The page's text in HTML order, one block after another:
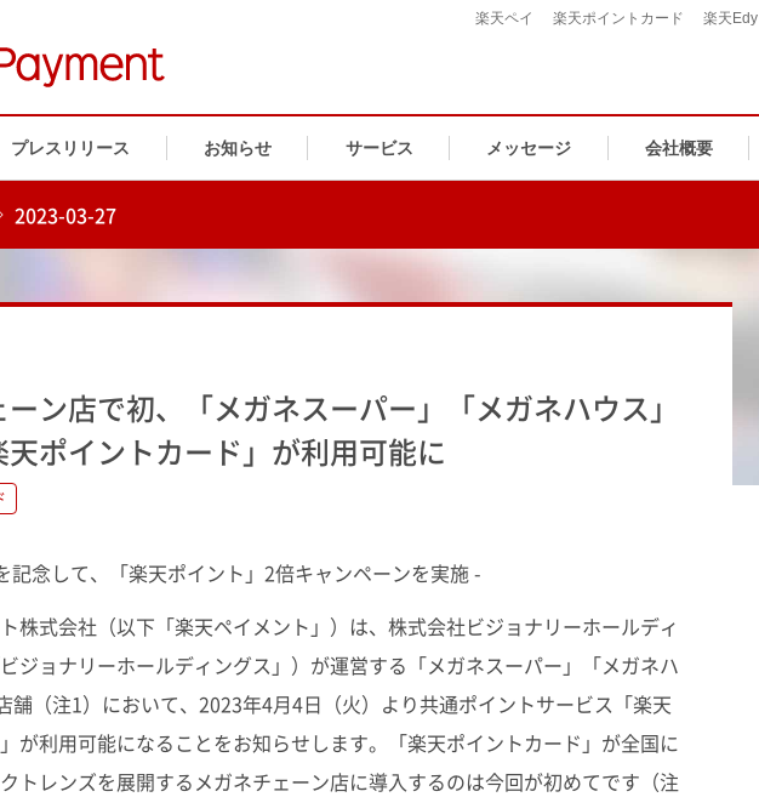
楽天ペイ 楽天ポイントカード 楽天Edy
プレスリリース お知らせ サービス メッセージ 会社概要
2023-03-27
ン店で初、「メガネスーパー」「メガネハウス」
ポイントカード」が利用可能に
記念して、「楽天ポイント」2倍キャンペーンを実施 -
株式会社（以下「楽天ペイメント」）は、株式会社ビジョナリーホールディ
ジョナリーホールディングス」）が運営する「メガネスーパー」「メガネハ
舗（注1）において、2023年4月4日（火）より共通ポイントサービス「楽天
が利用可能になることをお知らせします。「楽天ポイントカード」が全国に
トレンズを展開するメガネチェーン店に導入するのは今回が初めてです（注